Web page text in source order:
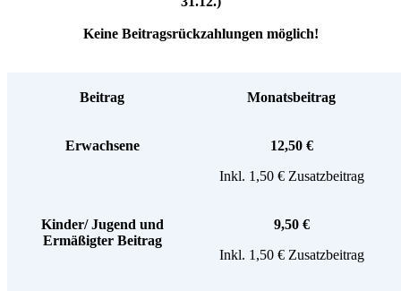
Keine Beitragsrückzahlungen möglich!
Beitrag Monatsbeitrag
Erwachsene
12,50 €
Inkl. 1,50 € Zusatzbeitrag
Kinder/ Jugend und
Ermäßigter Beitrag
9,50 €
Inkl. 1,50 € Zusatzbeitrag